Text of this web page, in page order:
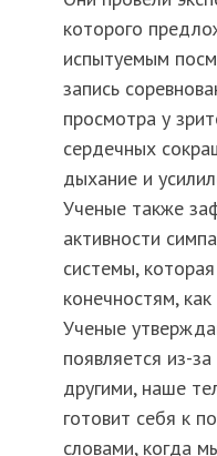
которого
испытуемым
запись
просмотра у
сердечных
дыхание и
Ученые также
активности
системы,
конечностям,
Ученые
появляется из-
другими, наше
готовит себя к
словами, когда